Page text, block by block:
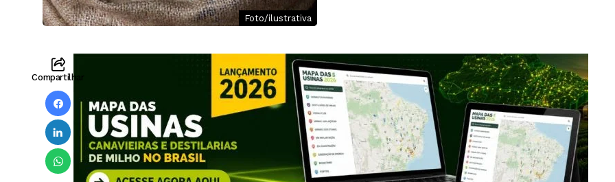
Foto/ilustrativa
Compartilhar